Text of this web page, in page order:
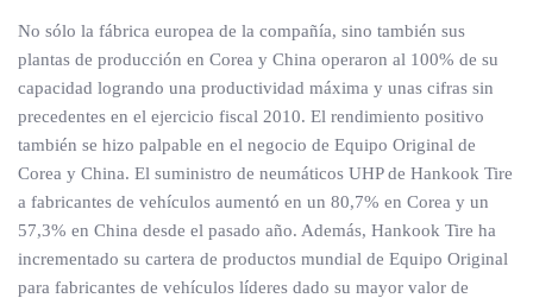
No sólo la fábrica europea de la compañía, sino también sus
plantas de producción en Corea y China operaron al 100% de su
capacidad logrando una productividad máxima y unas cifras sin
precedentes en el ejercicio fiscal 2010. El rendimiento positivo
también se hizo palpable en el negocio de Equipo Original de
Corea y China. El suministro de neumáticos UHP de Hankook Tire
a fabricantes de vehículos aumentó en un 80,7% en Corea y un
57,3% en China desde el pasado año. Además, Hankook Tire ha
incrementado su cartera de productos mundial de Equipo Original
para fabricantes de vehículos líderes dado su mayor valor de